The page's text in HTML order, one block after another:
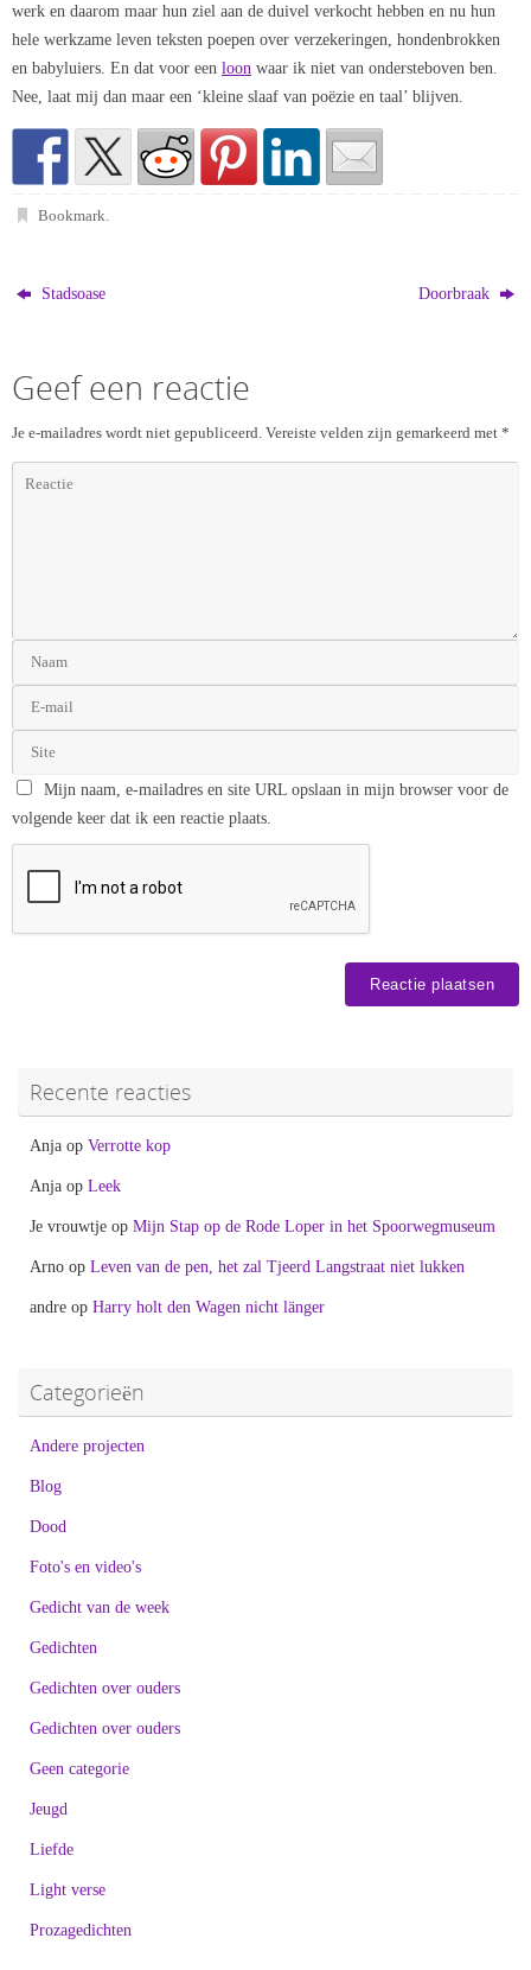
werk en daarom maar hun ziel aan de duivel verkocht hebben en nu hun
hele werkzame leven teksten poepen over verzekeringen, hondenbrokken
en babyluiers. En dat voor een loon waar ik niet van ondersteboven ben.
Nee, laat mij dan maar een ‘kleine slaaf van poëzie en taal’ blijven.
Bookmark.
Stadsoase Doorbraak
Geef een reactie
Je e-mailadres wordt niet gepubliceerd. Vereiste velden zijn gemarkeerd met *
Mijn naam, e-mailadres en site URL opslaan in mijn browser voor de
volgende keer dat ik een reactie plaats.
Recente reacties
Anja op Verrotte kop
Anja op Leek
Je vrouwtje op Mijn Stap op de Rode Loper in het Spoorwegmuseum
Arno op Leven van de pen, het zal Tjeerd Langstraat niet lukken
andre op Harry holt den Wagen nicht länger
Categorieën
Andere projecten
Blog
Dood
Foto's en video's
Gedicht van de week
Gedichten
Gedichten over ouders
Gedichten over ouders
Geen categorie
Jeugd
Liefde
Light verse
Prozagedichten